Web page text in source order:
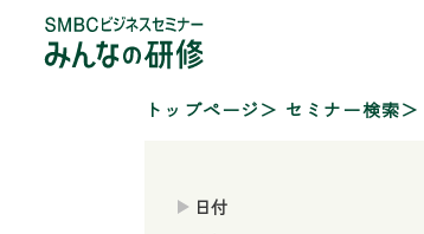
トップページ セミナー検索
日付